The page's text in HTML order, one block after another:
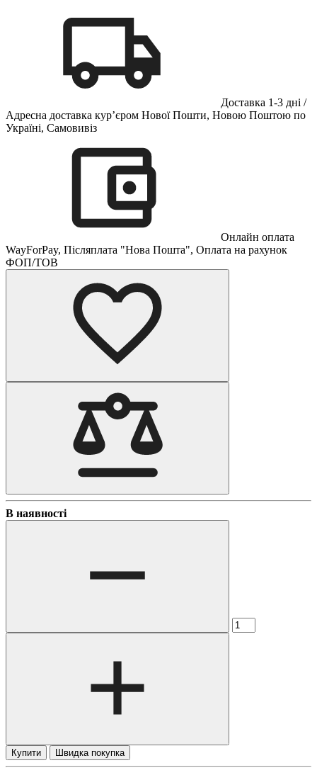
Доставка 1-3 дні /
Адресна доставка кур’єром Нової Пошти, Новою Поштою по
Україні, Самовивіз
Онлайн оплата
WayForPay, Післяплата "Нова Пошта", Оплата на рахунок
ФОП/ТОВ
В наявності
Купити Швидка покупка